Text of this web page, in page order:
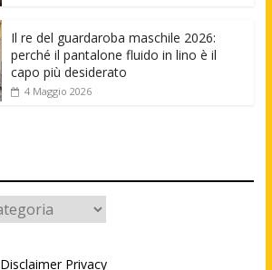
Il re del guardaroba maschile 2026:
perché il pantalone fluido in lino è il
capo più desiderato
4 Maggio 2026
Disclaimer Privacy